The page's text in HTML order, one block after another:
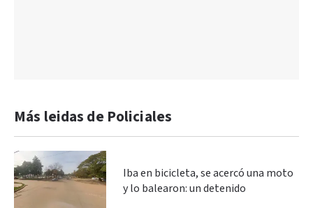
Más leidas de Policiales
Iba en bicicleta, se acercó una moto
y lo balearon: un detenido